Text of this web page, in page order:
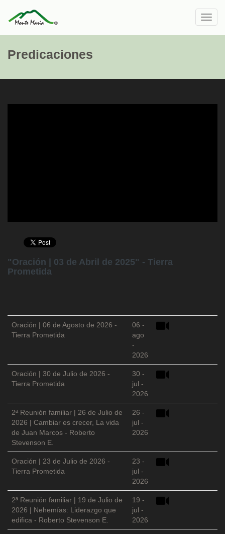
Predicaciones
"Oración | 03 de Abril de 2025" - Tierra
Prometida
Oración | 06 de Agosto de 2026 -
Tierra Prometida
06 -
ago
-
2026
Oración | 30 de Julio de 2026 -
Tierra Prometida
30 -
jul -
2026
2ª Reunión familiar | 26 de Julio de
2026 | Cambiar es crecer, La vida
de Juan Marcos - Roberto
Stevenson E.
26 -
jul -
2026
Oración | 23 de Julio de 2026 -
Tierra Prometida
23 -
jul -
2026
2ª Reunión familiar | 19 de Julio de
2026 | Nehemías: Liderazgo que
edifica - Roberto Stevenson E.
19 -
jul -
2026